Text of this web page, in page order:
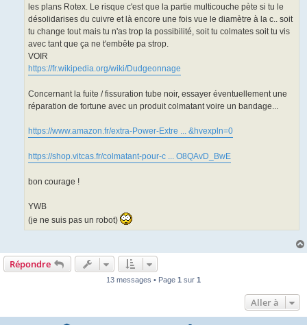
les plans Rotex. Le risque c'est que la partie multicouche pète si tu le
désolidarises du cuivre et là encore une fois vue le diamètre à la c.. soit
tu change tout mais tu n'as trop la possibilité, soit tu colmates soit tu vis
avec tant que ça ne t'embête pa strop.
VOIR
https://fr.wikipedia.org/wiki/Dudgeonnage
Concernant la fuite / fissuration tube noir, essayer éventuellement une
réparation de fortune avec un produit colmatant voire un bandage...
https://www.amazon.fr/extra-Power-Extre ... &hvexpln=0
https://shop.vitcas.fr/colmatant-pour-c ... O8QAvD_BwE
bon courage !
YWB
(je ne suis pas un robot)
Répondre
13 messages • Page 1 sur 1
Aller à